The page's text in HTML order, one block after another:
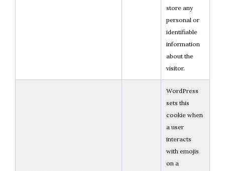
store any
personal or
identifiable
information
about the
visitor.
WordPress
sets this
cookie when
a user
interacts
with emojis
on a